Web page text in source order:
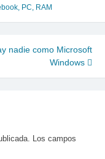
, PC, RAM
nadie como Microsoft
Windows
Los campos